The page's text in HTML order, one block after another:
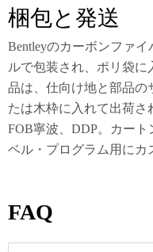
梱包と発送
Bentleyのカーボンファ
ルで包装され、ポリ袋
品は、仕向け地と部品の
たは木枠に入れて出荷さ
FOB寧波、DDP。カー
ベル・プログラム用にカ
FAQ